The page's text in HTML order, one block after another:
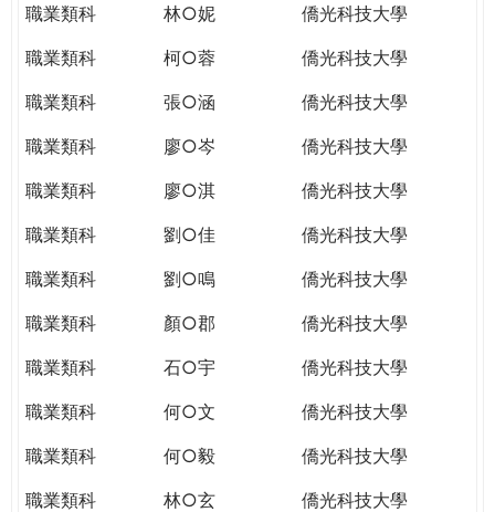
PUTTING
YOU
THE
GLOBAL
CITIZENSHIP
職業類科
林○妮
僑光科技大學
職業類科
柯○蓉
僑光科技大學
職業類科
張○涵
僑光科技大學
職業類科
廖○岑
僑光科技大學
職業類科
廖○淇
僑光科技大學
職業類科
劉○佳
僑光科技大學
職業類科
劉○鳴
僑光科技大學
職業類科
顏○郡
僑光科技大學
職業類科
石○宇
僑光科技大學
職業類科
何○文
僑光科技大學
職業類科
何○毅
僑光科技大學
職業類科
林○玄
僑光科技大學